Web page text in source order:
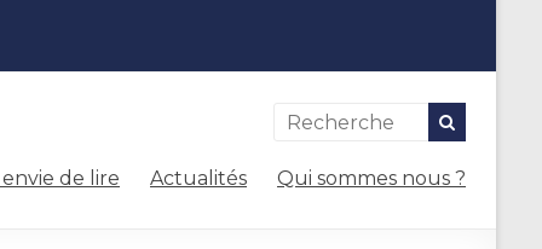
de lire Actualités Qui sommes nous ?